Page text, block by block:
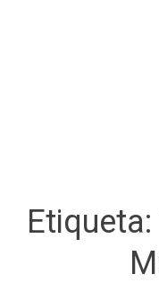
Etiqueta: